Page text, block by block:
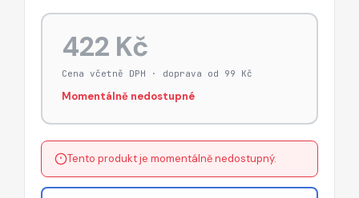
422 Kč
Cena včetně DPH · doprava od 99 Kč
Momentálně nedostupné
Tento produkt je momentálně nedostupný.